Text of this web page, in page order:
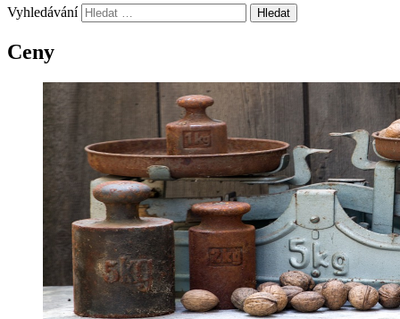
Vyhledávání
Ceny